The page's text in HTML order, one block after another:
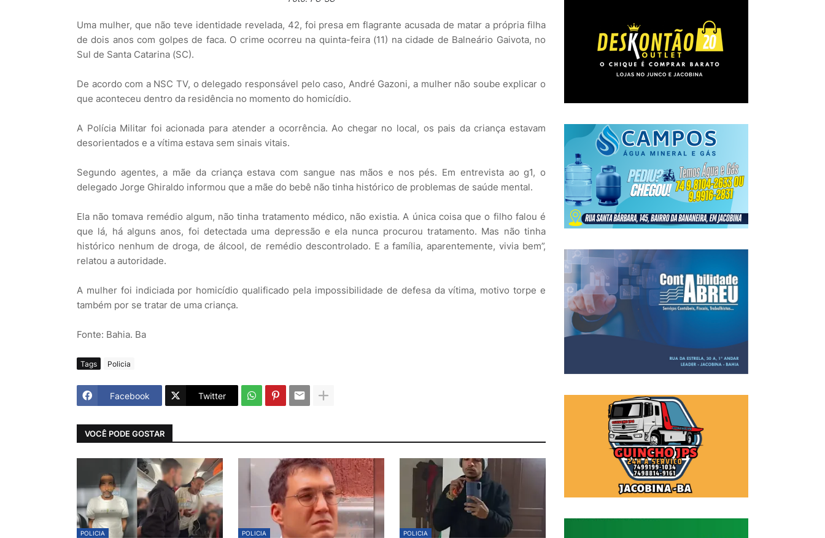
Uma mulher, que não teve identidade revelada, 42, foi presa em flagrante acusada de matar a própria filha
de dois anos com golpes de faca. O crime ocorreu na quinta-feira (11) na cidade de Balneário Gaivota, no
Sul de Santa Catarina (SC).
De acordo com a NSC TV, o delegado responsável pelo caso, André Gazoni, a mulher não soube explicar o
que aconteceu dentro da residência no momento do homicídio.
A Polícia Militar foi acionada para atender a ocorrência. Ao chegar no local, os pais da criança estavam
desorientados e a vítima estava sem sinais vitais.
Segundo agentes, a mãe da criança estava com sangue nas mãos e nos pés. Em entrevista ao g1, o
delegado Jorge Ghiraldo informou que a mãe do bebê não tinha histórico de problemas de saúde mental.
Ela não tomava remédio algum, não tinha tratamento médico, não existia. A única coisa que o filho falou é
que lá, há alguns anos, foi detectada uma depressão e ela nunca procurou tratamento. Mas não tinha
histórico nenhum de droga, de álcool, de remédio descontrolado. E a família, aparentemente, vivia bem”,
relatou a autoridade.
A mulher foi indiciada por homicídio qualificado pela impossibilidade de defesa da vítima, motivo torpe e
também por se tratar de uma criança.
Fonte: Bahia. Ba
Tags Policia
Facebook Twitter
VOCÊ PODE GOSTAR
POLICIA POLICIA POLICIA